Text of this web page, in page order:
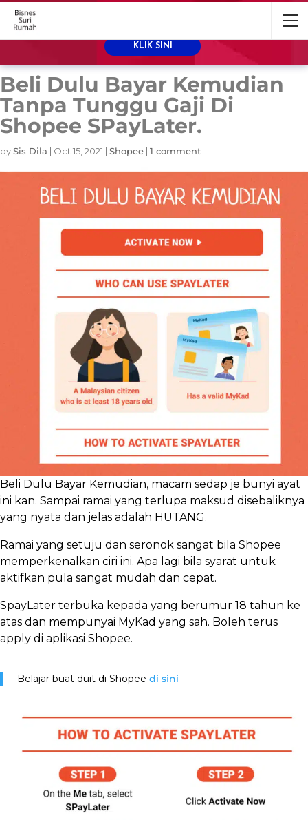
Beli Dulu Bayar Kemudian
Tanpa Tunggu Gaji Di
Shopee SPayLater.
bySis Dila | Oct 15, 2021 | Shopee | 1 comment
Beli Dulu Bayar Kemudian, macam sedap je bunyi ayat
ini kan. Sampai ramai yang terlupa maksud disebaliknya
yang nyata dan jelas adalah HUTANG.
Ramai yang setuju dan seronok sangat bila Shopee
memperkenalkan ciri ini. Apa lagi bila syarat untuk
aktifkan pula sangat mudah dan cepat.
SpayLater terbuka kepada yang berumur 18 tahun ke
atas dan mempunyai MyKad yang sah. Boleh terus
apply di aplikasi Shopee.
Belajar buat duit di Shopee di sini
KLIK SINI